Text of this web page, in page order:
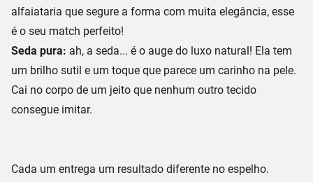
alfaiataria que segure a forma com muita elegância, esse
é o seu match perfeito!
Seda pura: ah, a seda... é o auge do luxo natural! Ela tem
um brilho sutil e um toque que parece um carinho na pele.
Cai no corpo de um jeito que nenhum outro tecido
consegue imitar.
Cada um entrega um resultado diferente no espelho.